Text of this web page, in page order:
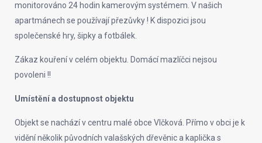
monitorováno 24 hodin kamerovým systémem. V našich
apartmánech se používají přezůvky ! K dispozici jsou
společenské hry, šipky a fotbálek.
Zákaz kouření v celém objektu. Domácí mazlíčci nejsou
povoleni !!
Umístění a dostupnost objektu
Objekt se nachází v centru malé obce Vlčková. Přímo v obci je k
vidění několik původních valašských dřevěnic a kaplička s